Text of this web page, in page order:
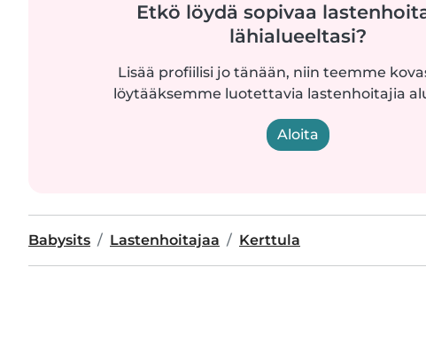
Etkö löydä sopivaa
lähialueeltasi?
Lisää profiilisi jo tänään, niin teemme
löytääksemme luotettavia lastenhoitajia
Aloita
Babysits Lastenhoitajaa Kerttula